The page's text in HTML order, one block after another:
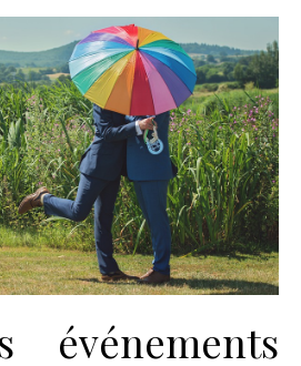
événements